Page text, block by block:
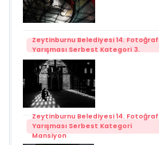
Zeytinburnu Belediyesi 14. Fotoğraf
Yarışması Serbest Kategori 3.
Zeytinburnu Belediyesi 14. Fotoğraf
Yarışması Serbest Kategori
Mansiyon